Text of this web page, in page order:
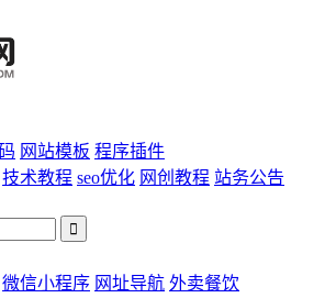
网站模板 程序插件
技术教程 seo优化 网创教程 站务公告
微信小程序 网址导航 外卖餐饮